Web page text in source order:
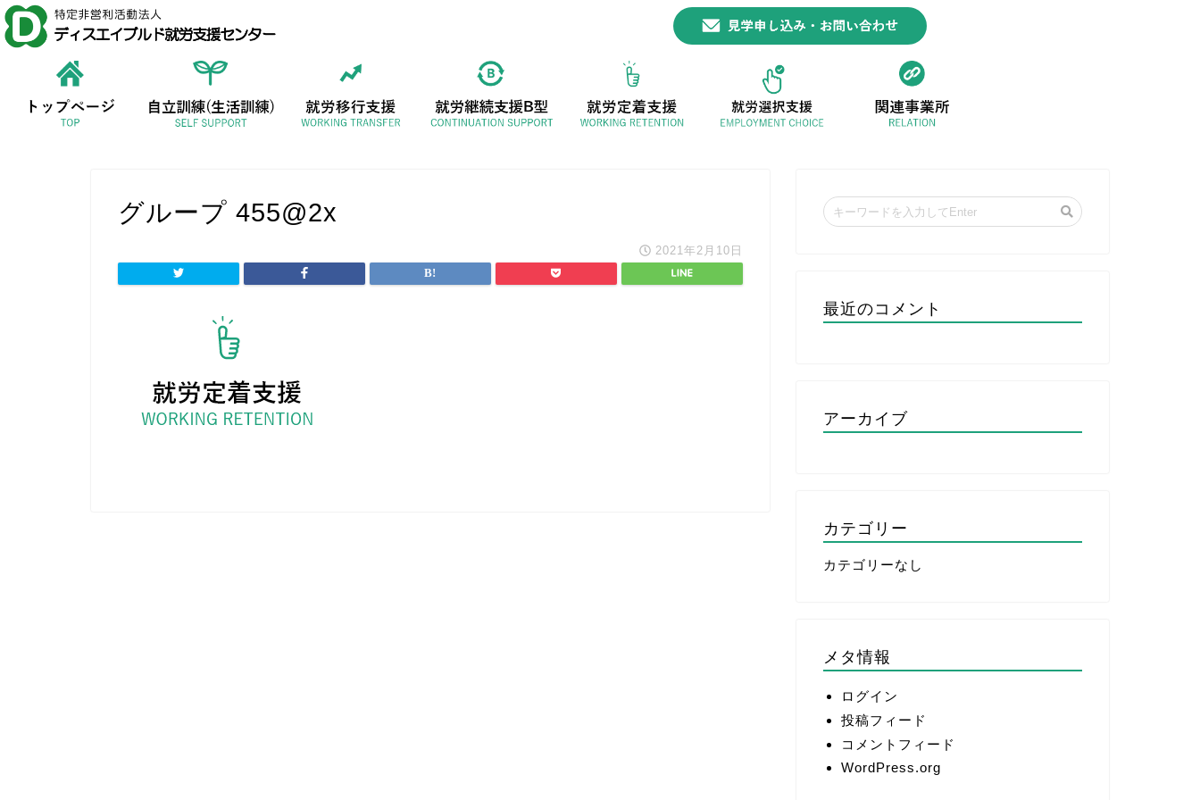
グループ 455@2x
2021年2月10日
最近のコメント
アーカイブ
カテゴリー
カテゴリーなし
メタ情報
ログイン
投稿フィード
コメントフィード
WordPress.org